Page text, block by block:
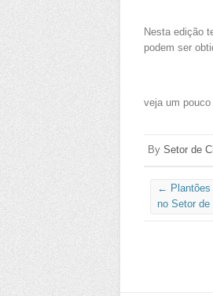
Nesta edição
podem ser
veja um
By Setor de
←
no Setor